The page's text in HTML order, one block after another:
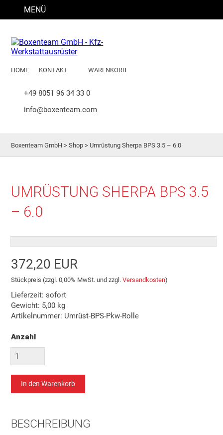
MENÜ
HOME KONTAKT WARENKORB
+49 8051 96 34 33 0
info@boxenteam.com
Boxenteam GmbH >Shop > Umrüstung Sherpa BPS 3.5 – 6.0
UMRÜSTUNG SHERPA BPS 3.5
– 6.0
372,20 EUR
Stückpreis (zzgl. 0,00% MwSt. und zzgl.Versandkosten)
Lieferzeit: sofort
Gewicht: 5,00 kg
Artikelnummer: Umrüst-BPS-Pkw-Rolle
Anzahl
BESCHREIBUNG